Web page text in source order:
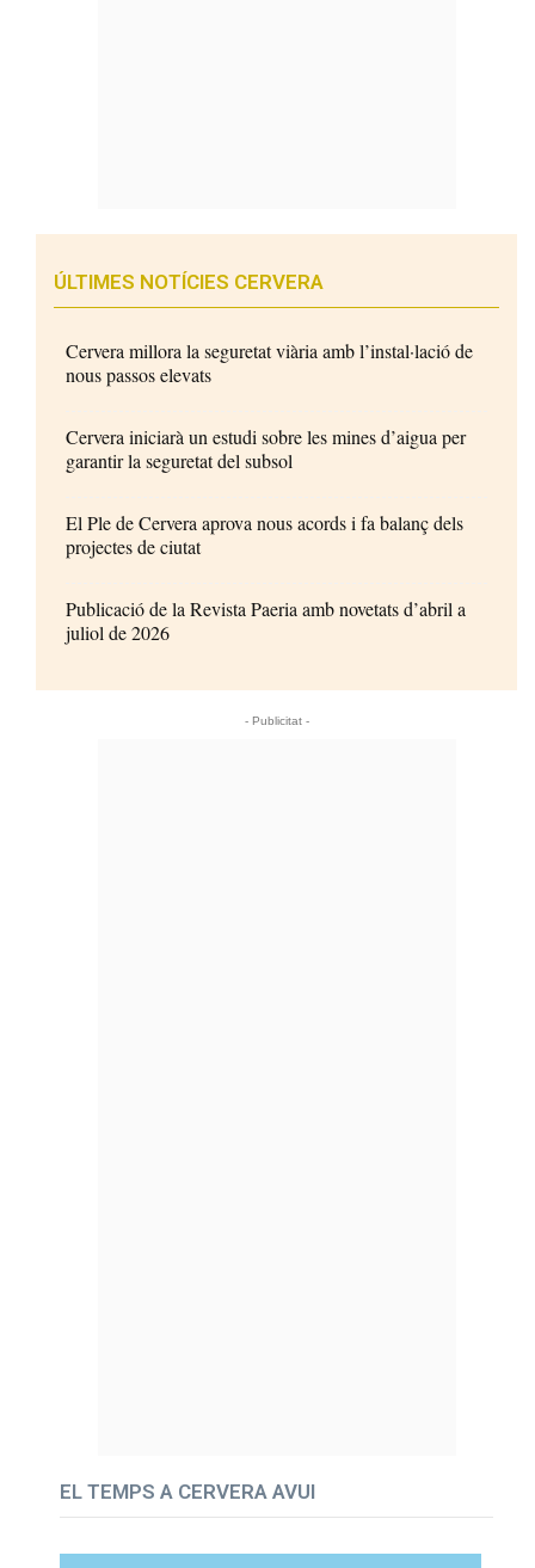
ÚLTIMES NOTÍCIES CERVERA
Cervera millora la seguretat viària amb l’instal·lació de
nous passos elevats
Cervera iniciarà un estudi sobre les mines d’aigua per
garantir la seguretat del subsol
El Ple de Cervera aprova nous acords i fa balanç dels
projectes de ciutat
Publicació de la Revista Paeria amb novetats d’abril a
juliol de 2026
- Publicitat -
EL TEMPS A CERVERA AVUI